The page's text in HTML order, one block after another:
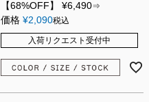
【68%OFF】 ¥6,490⇒
価格 ¥2,090税込
入荷リクエスト受付中